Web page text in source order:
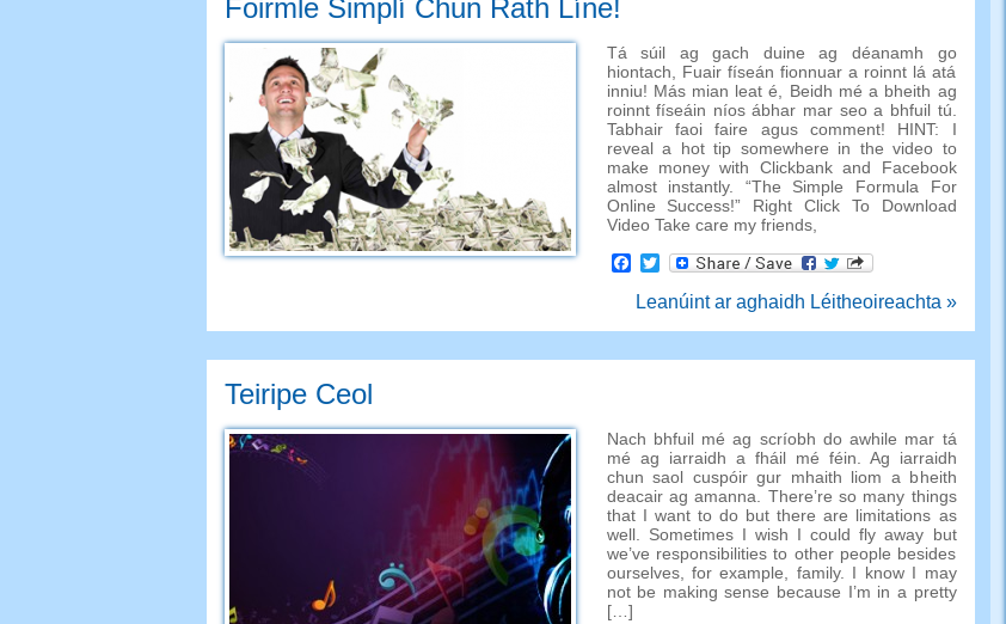
Foirmle Simplí Chun Rath Líne!
Tá súil ag gach duine ag déanamh go
hiontach, Fuair ​​físeán fionnuar a roinnt lá atá
inniu! Más mian leat é, Beidh mé a bheith ag
roinnt físeáin níos ábhar mar seo a bhfuil tú.
Tabhair faoi faire agus comment! HINT: I
reveal a hot tip somewhere in the video to
make money with Clickbank and Facebook
almost instantly. “The Simple Formula For
Online Success!” Right Click To Download
Video Take care my friends,
Facebook
Twitter
Leanúint ar aghaidh Léitheoireachta »
Teiripe Ceol
Nach bhfuil mé ag scríobh do awhile mar tá
mé ag iarraidh a fháil mé féin. Ag iarraidh
chun saol cuspóir gur mhaith liom a bheith
deacair ag amanna. There’re so many things
that I want to do but there are limitations as
well. Sometimes I wish I could fly away but
we’ve responsibilities to other people besides
ourselves, for example family. I know I may
not be making sense because I’m in a pretty
[…]